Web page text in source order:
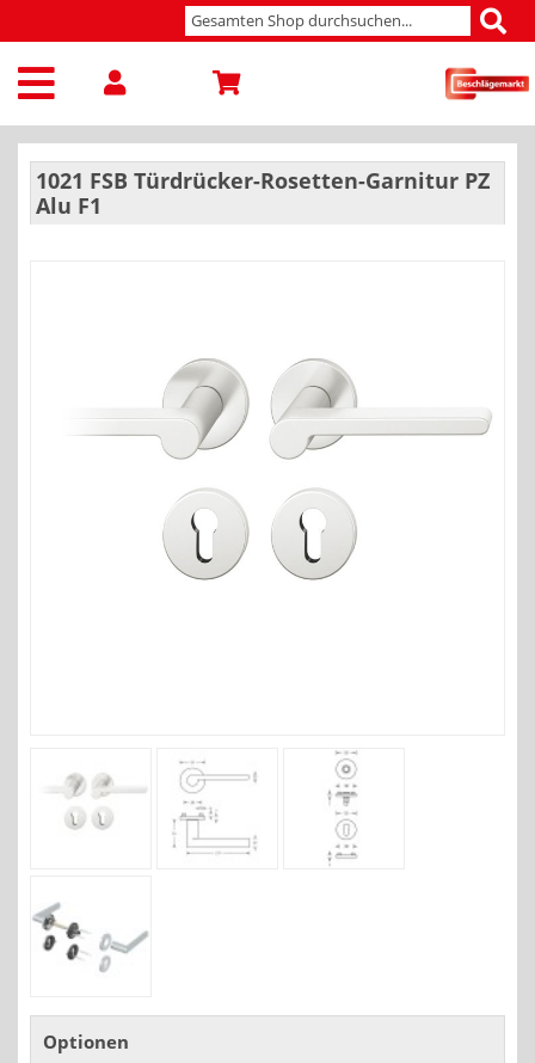
1021 FSB Türdrücker-Rosetten-Garnitur PZ
Alu F1
Optionen